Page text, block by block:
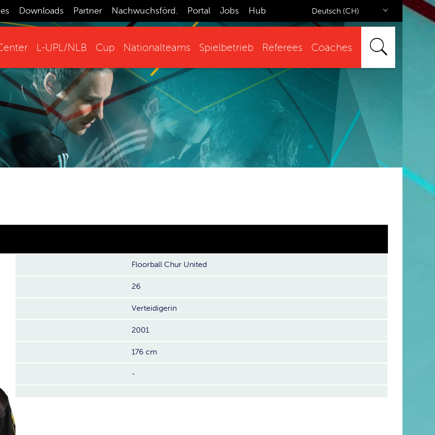
Downloads Partner Nachwuchsförd. Portal Jobs Hub Deutsch (CH)
L-UPL/NLB Cup Nationalteams Spielbetrieb Referees Coaches
Floorball Chur United
26
Verteidigerin
2001
176 cm
-